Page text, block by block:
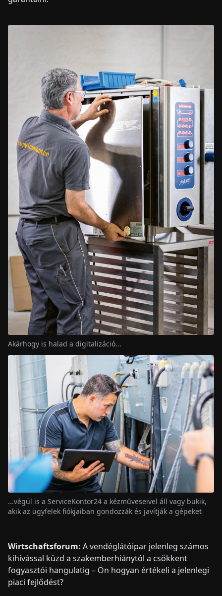
Akárhogy is halad a digitalizáció...
...végül is a ServiceKontor24 a kézműveseivel áll vagy bukik,
akik az ügyfelek fiókjaiban gondozzák és javítják a gépeket
Wirtschaftsforum: A vendéglátóipar jelenleg számos
kihívással küzd a szakemberhiánytól a csökkent
fogyasztói hangulatig – Ön hogyan értékeli a jelenlegi
piaci fejlődést?